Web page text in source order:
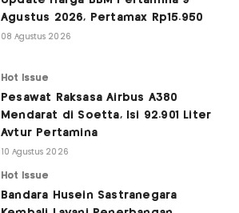
Agustus 2026, Pertamax Rp15.950
08 Agustus 2026
Hot Issue
Pesawat Raksasa Airbus A380
Mendarat di Soetta, Isi 92.901 Liter
Avtur Pertamina
10 Agustus 2026
Hot Issue
Bandara Husein Sastranegara